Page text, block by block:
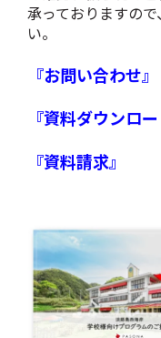
承っておりますの
い。
『お問い合わせ』
『資料ダウンロー
『資料請求』